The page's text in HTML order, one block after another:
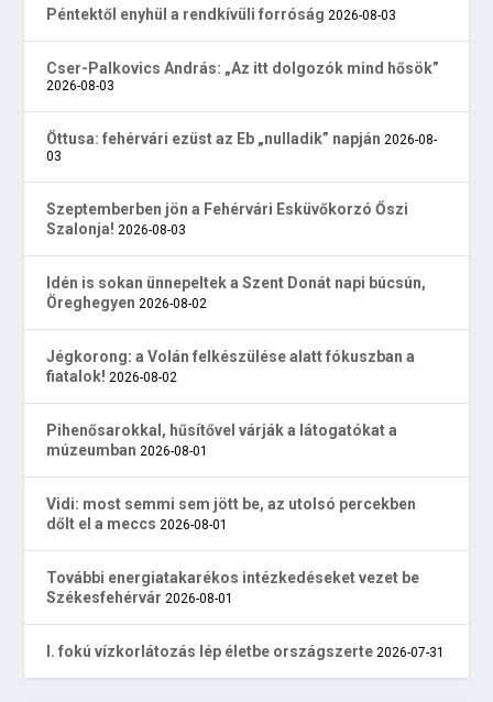
Péntektől enyhül a rendkívüli forróság 2026-08-03
Cser-Palkovics András: „Az itt dolgozók mind hősök”
2026-08-03
Öttusa: fehérvári ezüst az Eb „nulladik” napján 2026-08-
03
Szeptemberben jön a Fehérvári Esküvőkorzó Őszi
Szalonja! 2026-08-03
Idén is sokan ünnepeltek a Szent Donát napi búcsún,
Öreghegyen 2026-08-02
Jégkorong: a Volán felkészülése alatt fókuszban a
fiatalok! 2026-08-02
Pihenősarokkal, hűsítővel várják a látogatókat a
múzeumban 2026-08-01
Vidi: most semmi sem jött be, az utolsó percekben
dőlt el a meccs 2026-08-01
További energiatakarékos intézkedéseket vezet be
Székesfehérvár 2026-08-01
I. fokú vízkorlátozás lép életbe országszerte 2026-07-31